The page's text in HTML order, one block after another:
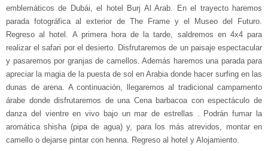
emblemáticos de Dubái, el hotel Burj Al Arab. En el trayecto haremos
parada fotográfica al exterior de The Frame y el Museo del Futuro.
Regreso al hotel. A primera hora de la tarde, saldremos en 4x4 para
realizar el safari por el desierto. Disfrutaremos de un paisaje espectacular
y pasaremos por granjas de camellos. Además haremos una parada para
apreciar la magia de la puesta de sol en Arabia donde hacer surfing en las
dunas de arena. A continuación, llegaremos al tradicional campamento
árabe donde disfrutaremos de una Cena barbacoa con espectáculo de
danza del vientre en vivo bajo un mar de estrellas . Podrán fumar la
aromática shisha (pipa de agua) y, para los más atrevidos, montar en
camello o dejarse pintar con henna. Regreso al hotel y Alojamiento.